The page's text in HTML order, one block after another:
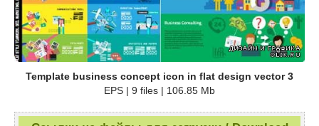
Template business concept icon in flat design vector 3
EPS | 9 files | 106.85 Mb